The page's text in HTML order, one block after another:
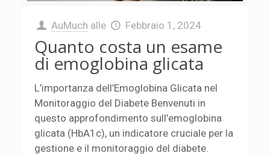
AuMuch alle Febbraio 1, 2024
Quanto costa un esame
di emoglobina glicata
L’importanza dell’Emoglobina Glicata nel
Monitoraggio del Diabete Benvenuti in
questo approfondimento sull’emoglobina
glicata (HbA1c), un indicatore cruciale per la
gestione e il monitoraggio del diabete.